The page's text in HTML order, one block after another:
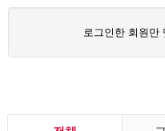
로그인한 회원만